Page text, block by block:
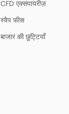
CFD एक्सपायरीज़
स्वैप फीस
बाजार की छुट्टियाँ